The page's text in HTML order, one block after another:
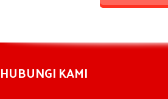
HUBUNGI KAMI